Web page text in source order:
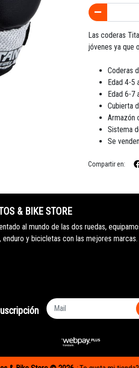
Las coderas
jóvenes ya que
Coderas
Edad 4-5
Edad 6-7
Cubierta
Armazón
Sistema
Se
Compartir en:
& BIKE STORE
al mundo de las dos ruedas,
y bicicletas con las mejores marcas.